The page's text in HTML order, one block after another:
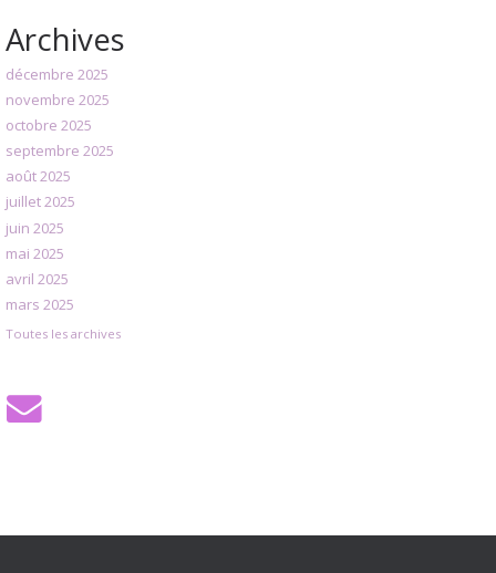
Archives
décembre 2025
novembre 2025
octobre 2025
septembre 2025
août 2025
juillet 2025
juin 2025
mai 2025
avril 2025
mars 2025
Toutes les archives